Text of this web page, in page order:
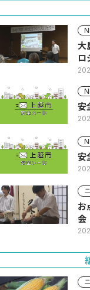
大
ロ
安
安
お
会